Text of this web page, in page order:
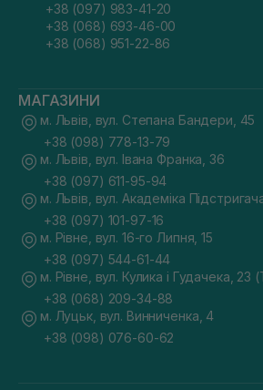
+38 (097) 983-41-20
+38 (068) 693-46-00
+38 (068) 951-22-86
МАГАЗИНИ
м. Львів, вул. Степана Бандери, 45
+38 (098) 778-13-79
м. Львів, вул. Івана Франка, 36
+38 (097) 611-95-94
м. Львів, вул. Академіка
+38 (097) 101-97-16
м. Рівне, вул. 16-го Липня, 15
+38 (097) 544-61-44
м. Рівне, вул. Кулика і Гудачека, 23
+38 (068) 209-34-88
м. Луцьк, вул. Винниченка, 4
+38 (098) 076-60-62